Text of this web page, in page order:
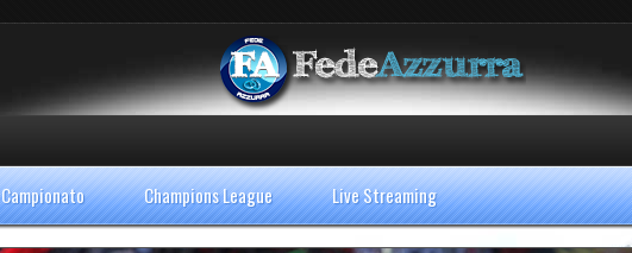
Campionato Champions League Live Streaming